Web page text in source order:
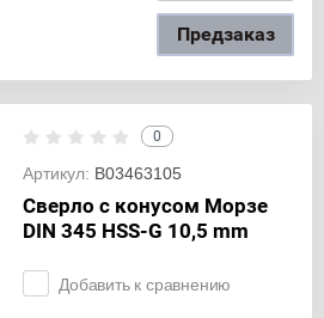
Предзаказ
0
Артикул: B03463105
Сверло с конусом Морзе
DIN 345 HSS-G 10,5 mm
Добавить к сравнению